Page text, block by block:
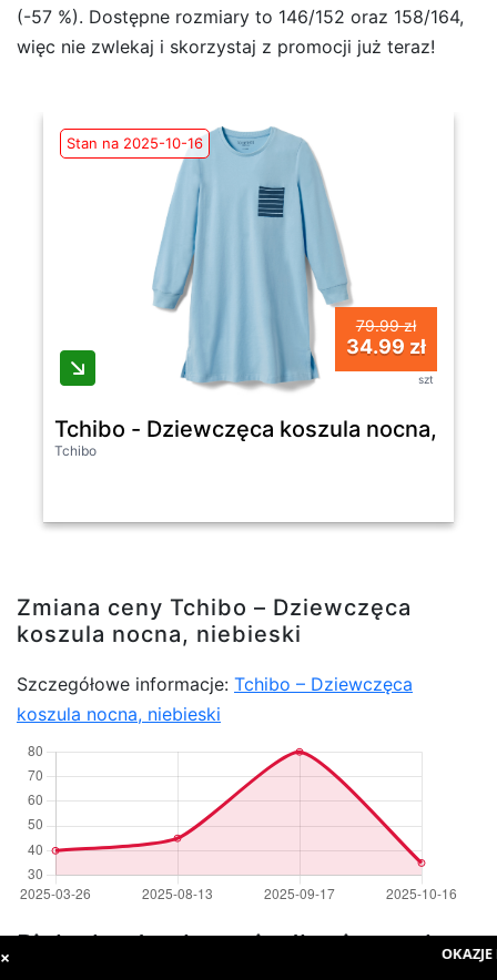
(-57 %). Dostępne rozmiary to 146/152 oraz 158/164,
więc nie zwlekaj i skorzystaj z promocji już teraz!
Stan na 2025-10-16
79.99 zł
34.99 zł
szt
Tchibo - Dziewczęca koszula nocna,
Tchibo
Zmiana ceny Tchibo – Dziewczęca
koszula nocna, niebieski
Szczegółowe informacje: Tchibo – Dziewczęca
koszula nocna, niebieski
Pielucha do pływania dla niemowląt
× OKAZJE